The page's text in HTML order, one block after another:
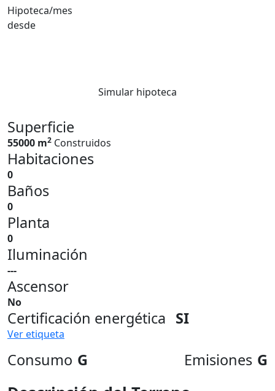
Hipoteca/mes
desde
Simular hipoteca
Superficie
55000 m2 Construidos
Habitaciones
0
Baños
0
Planta
0
Iluminación
---
Ascensor
No
Certificación energética SI
Ver etiqueta
Consumo G Emisiones G